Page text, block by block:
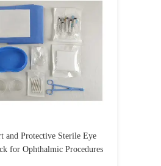
and Protective Sterile Eye
for Ophthalmic Procedures